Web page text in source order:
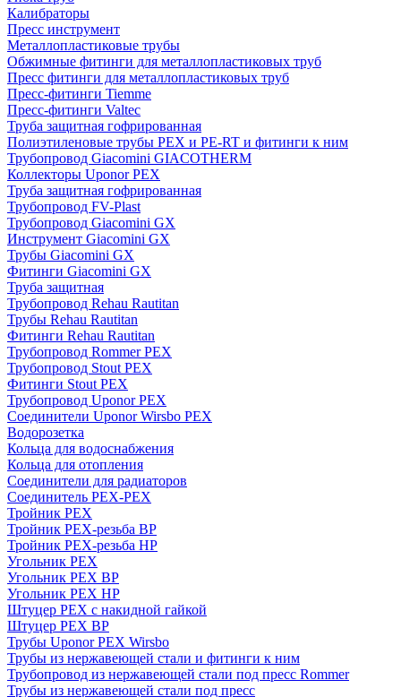
Калибраторы
Пресс инструмент
Металлопластиковые трубы
Обжимные фитинги для металлопластиковых труб
Пресс фитинги для металлопластиковых труб
Пресс-фитинги Tiemme
Пресс-фитинги Valtec
Труба защитная гофрированная
Полиэтиленовые трубы PEX и PE-RT и фитинги к ним
Трубопровод Giacomini GIACOTHERM
Коллекторы Uponor PEX
Труба защитная гофрированная
Трубопровод FV-Plast
Трубопровод Giacomini GX
Инструмент Giacomini GX
Трубы Giacomini GX
Фитинги Giacomini GX
Труба защитная
Трубопровод Rehau Rautitan
Трубы Rehau Rautitan
Фитинги Rehau Rautitan
Трубопровод Rommer PEX
Трубопровод Stout PEX
Фитинги Stout PEX
Трубопровод Uponor PEX
Соединители Uponor Wirsbo PEX
Водорозетка
Кольца для водоснабжения
Кольца для отопления
Соединители для радиаторов
Соединитель PEX-PEX
Тройник PEX
Тройник PEX-резьба ВР
Тройник PEX-резьба НР
Угольник PEX
Угольник PEX ВР
Угольник PEX НР
Штуцер PEX c накидной гайкой
Штуцер PEX ВР
Трубы Uponor PEX Wirsbo
Трубы из нержавеющей стали и фитинги к ним
Трубопровод из нержавеющей стали под пресс Rommer
Трубы из нержавеющей стали под пресс